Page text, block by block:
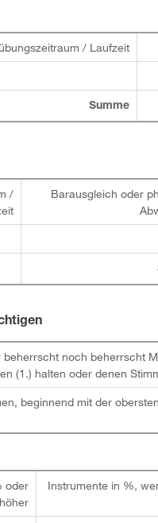
/ Laufzeit
Summe
/
Barausgleich oder
noch beherrscht
(1.) halten oder denen
beginnend mit der
oder
höher
Instrumente in %,